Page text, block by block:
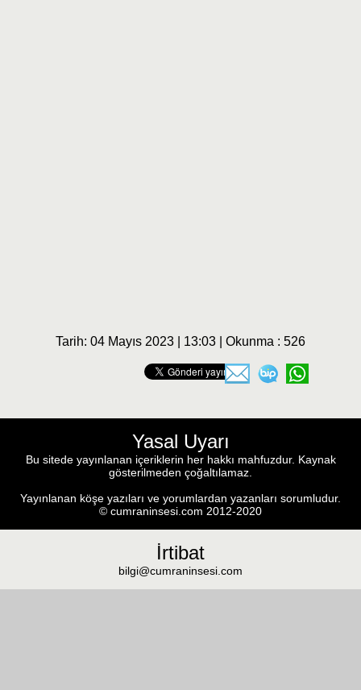
Tarih: 04 Mayıs 2023 | 13:03 | Okunma : 526
Yasal Uyarı
Bu sitede yayınlanan içeriklerin her hakkı mahfuzdur. Kaynak
gösterilmeden çoğaltılamaz.
Yayınlanan köşe yazıları ve yorumlardan yazanları sorumludur.
© cumraninsesi.com 2012-2020
İrtibat
bilgi@cumraninsesi.com